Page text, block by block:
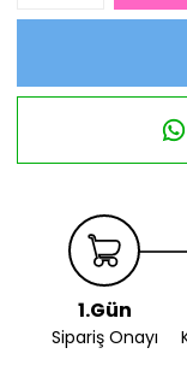
1.Gün
Sipariş Onayı